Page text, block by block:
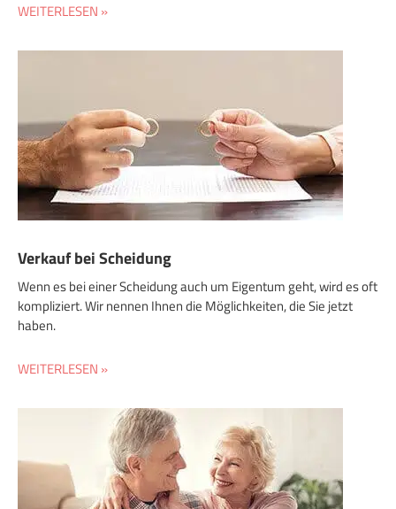
WEITERLESEN »
Verkauf bei Scheidung
Wenn es bei einer Scheidung auch um Eigentum geht, wird es oft
kompliziert. Wir nennen Ihnen die Möglichkeiten, die Sie jetzt
haben.
WEITERLESEN »